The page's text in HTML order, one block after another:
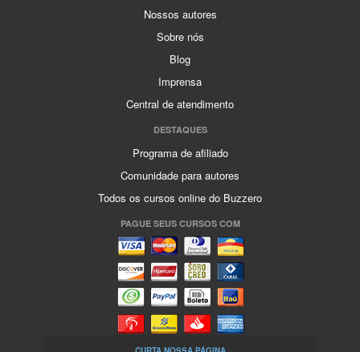
Nossos autores
Sobre nós
Blog
Imprensa
Central de atendimento
DESTAQUES
Programa de afiliado
Comunidade para autores
Todos os cursos online do Buzzero
PAGUE SEUS CURSOS COM